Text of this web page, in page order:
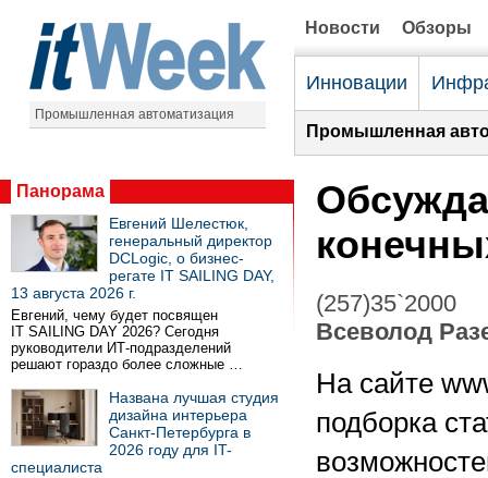
Промышленная автоматизация
Новости Обзоры
Инновации
Промышленная
Панорама
Евгений Шелестюк,
генеральный директор
DCLogic, о бизнес-
регате IT SAILING DAY,
13 августа 2026 г.
Евгений, чему будет посвящен
IT SAILING DAY 2026? Сегодня
руководители ИТ-подразделений
решают гораздо более сложные …
Названа лучшая студия
дизайна интерьера
Санкт-Петербурга в
2026 году для IT-
специалиста
(257)35`2000
Всеволод
На сайте
подборка